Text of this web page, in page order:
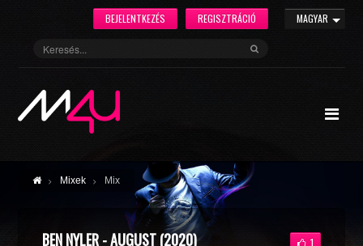
MAGYAR
REGISZTRÁCIÓ
BEJELENTKEZÉS
Mixek Mix
BEN NYLER - AUGUST (2020) 1